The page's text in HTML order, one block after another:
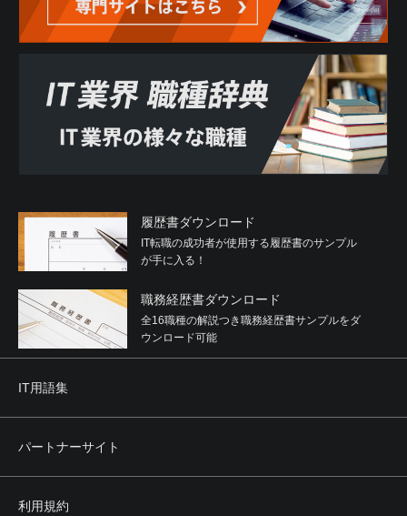
履歴書ダウンロード
IT転職の成功者が使用する履歴書のサンプル
が手に入る！
職務経歴書ダウンロード
全16職種の解説つき職務経歴書サンプルをダ
ウンロード可能
IT用語集
パートナーサイト
利用規約